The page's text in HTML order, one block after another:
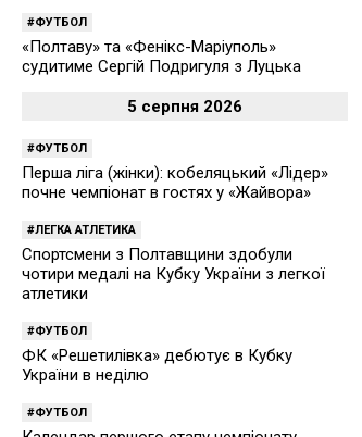
ФУТБОЛ
«Полтаву» та «Фенікс-Маріуполь»
судитиме Сергій Подригуля з Луцька
5 серпня 2026
ФУТБОЛ
Перша ліга (жінки): кобеляцький «Лідер»
почне чемпіонат в гостях у «Жайвора»
ЛЕГКА АТЛЕТИКА
Спортсмени з Полтавщини здобули
чотири медалі на Кубку України з легкої
атлетики
ФУТБОЛ
ФК «Решетилівка» дебютує в Кубку
України в неділю
ФУТБОЛ